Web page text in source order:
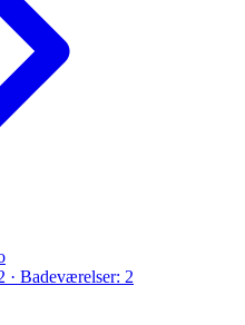
· Badeværelser: 2